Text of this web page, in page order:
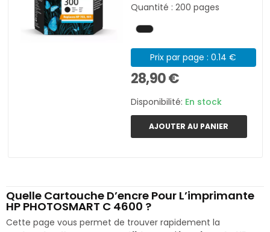
Quantité : 200 pages
Prix par page : 0.14 €
28,90 €
Disponibilité: En stock
AJOUTER AU PANIER
Quelle Cartouche D’encre Pour L’imprimante
HP PHOTOSMART C 4600 ?
Cette page vous permet de trouver rapidement la